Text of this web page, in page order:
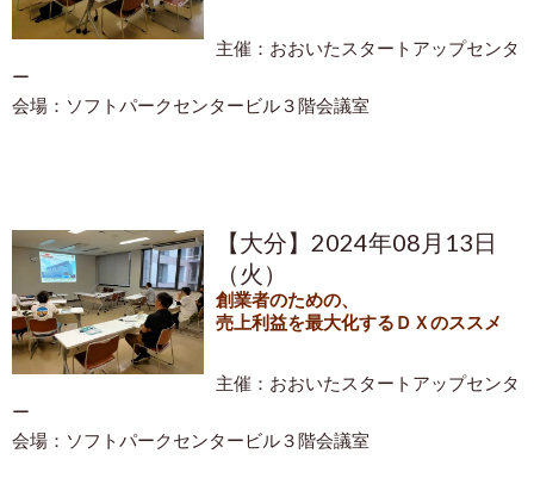
主催：おおいたスタートアップセンタ
ー
会場：ソフトパークセンタービル３階会議室
【大分】2024年08月13日
（火）
創業者のための、
売上利益を最大化するＤＸのススメ
主催：おおいたスタートアップセンタ
ー
会場：ソフトパークセンタービル３階会議室